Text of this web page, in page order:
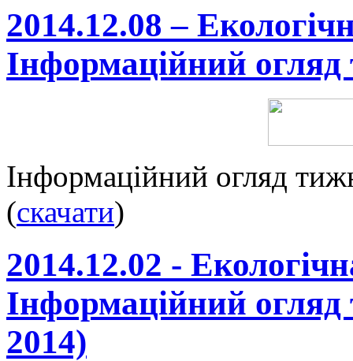
2014.12.08 –
Інформаційний
Інформаційний огляд
(скачати)
2014.12.02 -
Інформаційний
2014)